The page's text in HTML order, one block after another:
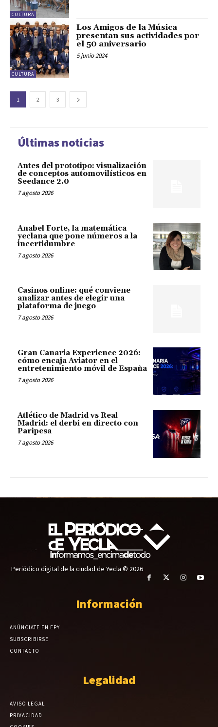
CULTURA
CULTURA
Los Amigos de la Música
presentan sus actividades por
el 50 aniversario
5 junio 2024
1 2 3
Últimas noticias
Antes del prototipo: visualización
de conceptos automovilísticos en
Seedance 2.0
7 agosto 2026
Anabel Forte, la matemática
yeclana que pone números a la
incertidumbre
7 agosto 2026
Casinos online: qué conviene
analizar antes de elegir una
plataforma de juego
7 agosto 2026
Gran Canaria Experience 2026:
cómo encaja Aviator en el
entretenimiento móvil de España
7 agosto 2026
Atlético de Madrid vs Real
Madrid: el derbi en directo con
Paripesa
7 agosto 2026
Periódico digital de la ciudad de Yecla © 2026
Información
ANÚNCIATE EN EPY
SUBSCRIBIRSE
CONTACTO
Legalidad
AVISO LEGAL
PRIVACIDAD